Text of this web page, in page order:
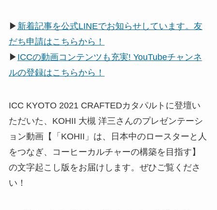
▶ 新着記事を公式LINEでお知らせしています。友
だち申請はこちらから！
▶ ICCの動画コンテンツも充実! YouTubeチャンネ
ルの登録はこちらから！
ICC KYOTO 2021 CRAFTEDカタパルトに登壇い
ただいた、KOHII 大槻 洋三さんのプレゼンテーシ
ョン動画【「KOHII」は、日本中のロースターと人
をつなぎ、コーヒーカルチャーの構築を目指す】
の文字起こし版をお届けします。ぜひご覧くださ
い！